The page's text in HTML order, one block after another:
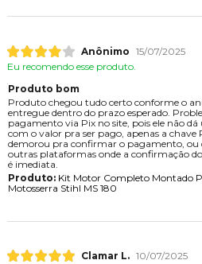
Anônimo 15/07/2025
Eu recomendo esse produto.
Produto bom
Produto chegou tudo certo conforme o
entregue dentro do prazo esperado.
pagamento via Pix no site, pois ele não
com o valor pra ser pago, apenas a chave
demorou pra confirmar o pagamento, ou
outras plataformas onde a confirmação
é imediata.
Produto:Kit Motor Completo Montado
Motosserra Stihl MS 180
Clamar L. 10/07/2025